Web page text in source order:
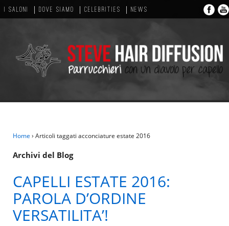
I SALONI DOVE SIAMO CELEBRITIES NEWS
Home › Articoli taggati acconciature estate 2016
Archivi del Blog
CAPELLI ESTATE 2016:
PAROLA D’ORDINE
VERSATILITA’!